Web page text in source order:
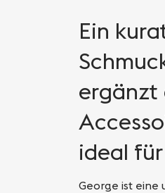
Ein
ergänzt
ideal
George ist eine